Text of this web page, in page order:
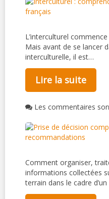
L’interculturel
Mais avant de se lancer
interculturelle, il est…
Lire la suite
Les commentaires
Comment organiser,
informations collectées
terrain dans le cadre